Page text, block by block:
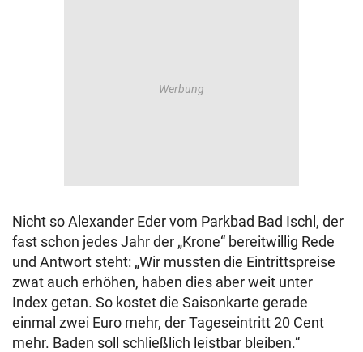
Nicht so Alexander Eder vom Parkbad Bad Ischl, der
fast schon jedes Jahr der „Krone“ bereitwillig Rede
und Antwort steht: „Wir mussten die Eintrittspreise
zwat auch erhöhen, haben dies aber weit unter
Index getan. So kostet die Saisonkarte gerade
einmal zwei Euro mehr, der Tageseintritt 20 Cent
mehr. Baden soll schließlich leistbar bleiben.“